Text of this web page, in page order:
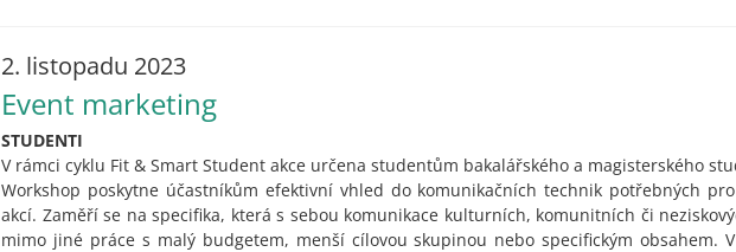
2. listopadu 2023
Event marketing
STUDENTI
V rámci cyklu Fit & Smart Student akce určena studentům bakalářského a magisterského
Workshop poskytne účastníkům efektivní vhled do komunikačních technik potřebných
akcí. Zaměří se na specifika, která s sebou komunikace kulturních, komunitních či
mimo jiné práce s malý budgetem, menší cílovou skupinou nebo specifickým obsahem.